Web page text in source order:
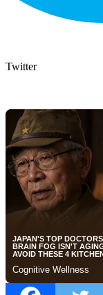
Twitter